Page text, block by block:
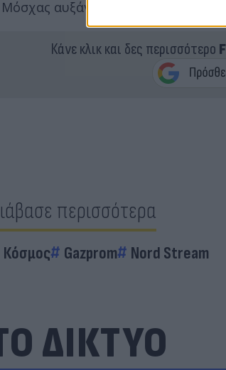
αυξάνεται συνεχώς.
Κάνε κλικ και δες περισσότερο
περισσότερα
Κόσμος Gazprom Nord Stream
ΔΙΚΤΥΟ